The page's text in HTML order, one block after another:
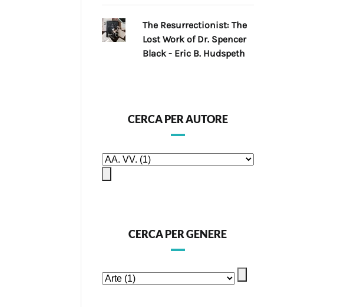
The Resurrectionist: The
Lost Work of Dr. Spencer
Black - Eric B. Hudspeth
CERCA PER AUTORE
CERCA PER GENERE